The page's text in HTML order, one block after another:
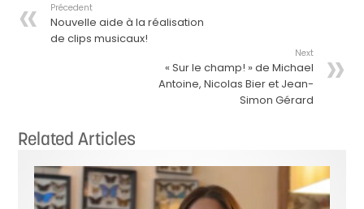
Précedent
Nouvelle aide à la réalisation
de clips musicaux!
Next
« Sur le champ! » de Michael
Antoine, Nicolas Bier et Jean-
Simon Gérard
Related Articles